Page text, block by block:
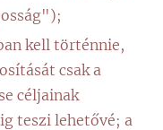
kell történnie,
csak a
céljainak
teszi lehetővé; a